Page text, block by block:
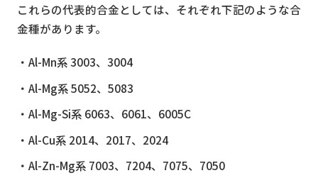
これらの代表的合金としては、それぞれ下記のような合
金種があります。
・Al-Mn系 3003、3004
・Al-Mg系 5052、5083
・Al-Mg-Si系 6063、6061、6005C
・Al-Cu系 2014、2017、2024
・Al-Zn-Mg系 7003、7204、7075、7050